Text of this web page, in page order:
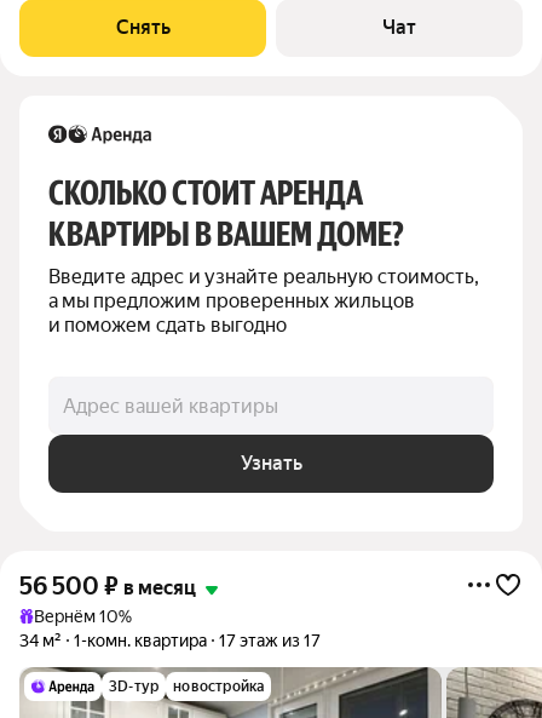
Микроволновка Дом -
Снять Чат
СКОЛЬКО СТОИТ АРЕНДА
КВАРТИРЫ В ВАШЕМ ДОМЕ?
Введите адрес и узнайте реальную стоимость,
а мы предложим проверенных жильцов
и поможем сдать выгодно
Адрес вашей квартиры
Узнать
56 500 ₽ в месяц
Вернём 10%
34 м²
1-комн. квартира 17 этаж из 17
3D-тур новостройка